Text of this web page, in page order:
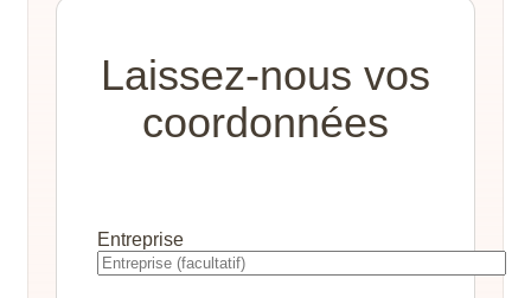
Laissez-nous vos
coordonnées
Entreprise